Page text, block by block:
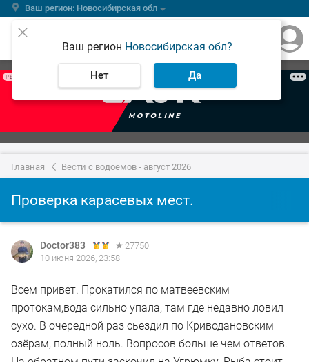
Ваш регион: Новосибирская обл
Ваш регион Новосибирская обл?
Нет Да
РЕКЛАМА
Главная Вести с водоемов - август 2026
Проверка карасевых мест.
Doctor383
27750
10 июня 2026, 23:58
Всем привет. Прокатился по матвеевским
протокам,вода сильно упала, там где недавно ловил
сухо. В очередной раз сьездил по Криводановским
озёрам, полный ноль. Вопросов больше чем ответов.